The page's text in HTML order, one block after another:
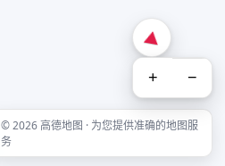
+ −
© 2026 高德地图 · 为您提供准确的地图服
务